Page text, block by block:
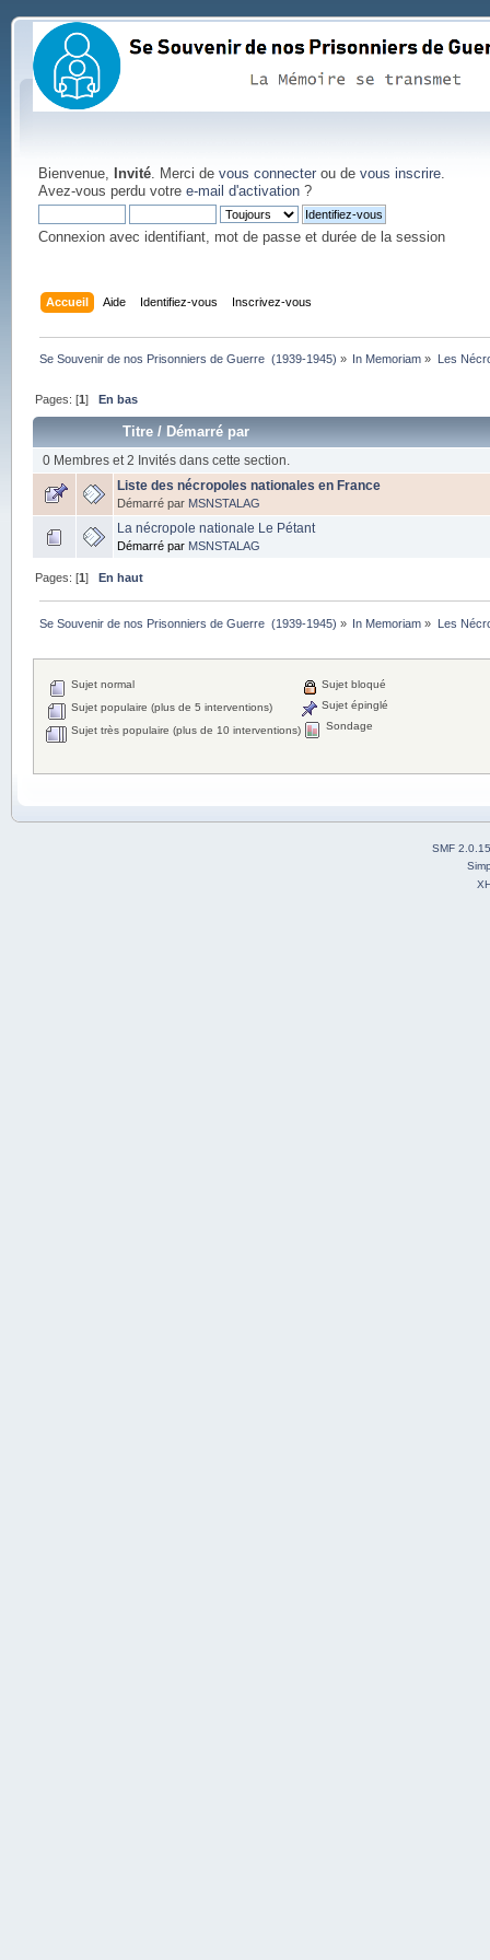
Bienvenue, Invité. Merci de vous connecterou de vous inscrire.
Avez-vous perdu votre e-mail d'activation?
Connexion avec identifiant, mot de passe et durée de la session
Accueil Aide Identifiez-vous Inscrivez-vous
Se Souvenir de nos Prisonniers de Guerre  (1939-1945) » In Memoriam » Les
Pages: [1]En bas
Titre/ Démarré par
0 Membres et 2 Invités dans cette section.
Liste des nécropoles nationales en France
Démarré par MSNSTALAG
La nécropole nationale Le Pétant
Démarré par MSNSTALAG
Pages: [1]En haut
Se Souvenir de nos Prisonniers de Guerre  (1939-1945) » In Memoriam » Les
Sujet normal
Sujet populaire (plus de 5 interventions)
Sujet très populaire (plus de 10 interventions)
Sujet bloqué
Sujet épinglé
Sondage
SMF 2.0.15